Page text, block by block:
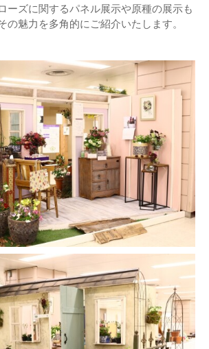
ーズに関するパネル展示や原種の展示も
の魅力を多角的にご紹介いたします。